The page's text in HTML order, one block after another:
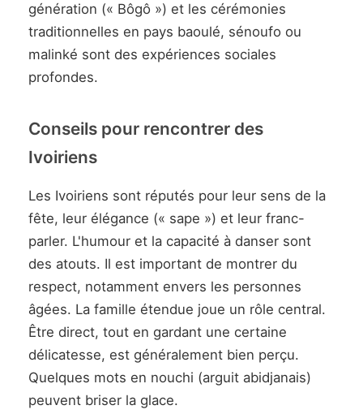
génération (« Bôgô ») et les cérémonies
traditionnelles en pays baoulé, sénoufo ou
malinké sont des expériences sociales
profondes.
Conseils pour rencontrer des
Ivoiriens
Les Ivoiriens sont réputés pour leur sens de la
fête, leur élégance (« sape ») et leur franc-
parler. L'humour et la capacité à danser sont
des atouts. Il est important de montrer du
respect, notamment envers les personnes
âgées. La famille étendue joue un rôle central.
Être direct, tout en gardant une certaine
délicatesse, est généralement bien perçu.
Quelques mots en nouchi (arguit abidjanais)
peuvent briser la glace.